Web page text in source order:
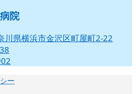
院
川県横浜市金沢区町屋町2-22
ー